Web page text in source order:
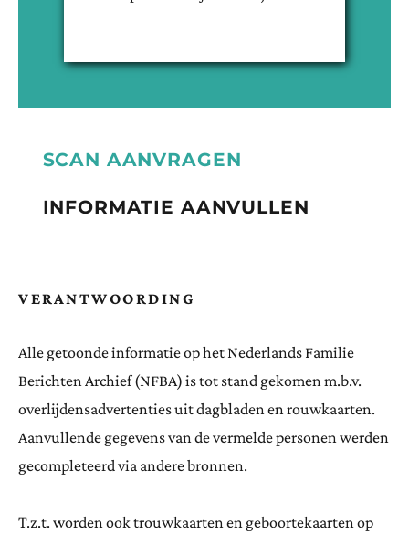
SCAN AANVRAGEN
INFORMATIE AANVULLEN
VERANTWOORDING
Alle getoonde informatie op het Nederlands Familie
Berichten Archief (NFBA) is tot stand gekomen m.b.v.
overlijdensadvertenties uit dagbladen en rouwkaarten.
Aanvullende gegevens van de vermelde personen werden
gecompleteerd via andere bronnen.
T.z.t. worden ook trouwkaarten en geboortekaarten op